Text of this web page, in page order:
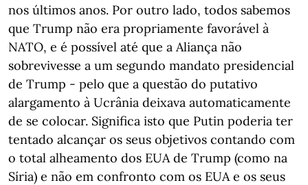
nos últimos anos. Por outro lado, todos sabemos
que Trump não era propriamente favorável à
NATO, e é possível até que a Aliança não
sobrevivesse a um segundo mandato presidencial
de Trump - pelo que a questão do putativo
alargamento à Ucrânia deixava automaticamente
de se colocar. Significa isto que Putin poderia ter
tentado alcançar os seus objetivos contando com
o total alheamento dos EUA de Trump (como na
Síria) e não em confronto com os EUA e os seus